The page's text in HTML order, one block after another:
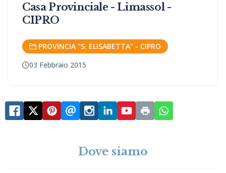
Casa Provinciale - Limassol -
CIPRO
PROVINCIA "S. ELISABETTA" - CIPRO
03 Febbraio 2015
Dove siamo